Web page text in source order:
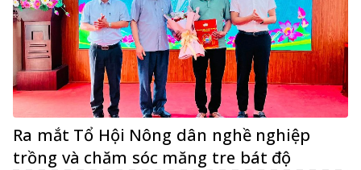
Ra mắt Tổ Hội Nông dân nghề nghiệp
trồng và chăm sóc măng tre bát độ